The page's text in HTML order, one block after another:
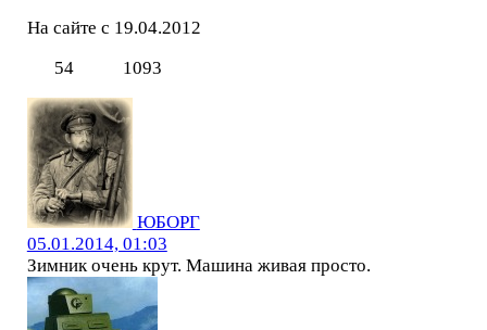
На сайте с 19.04.2012
54
1093
ЮБОРГ
05.01.2014, 01:03
Зимник очень крут. Машина живая просто.